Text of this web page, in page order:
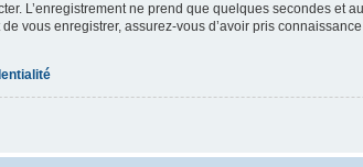
L’enregistrement ne prend que quelques secondes et
vous enregistrer, assurez-vous d’avoir pris